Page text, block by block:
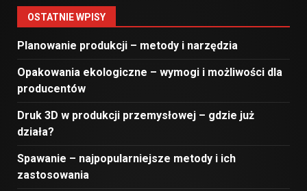
OSTATNIE WPISY
Planowanie produkcji – metody i narzędzia
Opakowania ekologiczne – wymogi i możliwości dla
producentów
Druk 3D w produkcji przemysłowej – gdzie już
działa?
Spawanie – najpopularniejsze metody i ich
zastosowania